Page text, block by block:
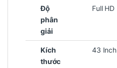
Độ
phân
giải
Full HD
Kích
thước
43 Inch